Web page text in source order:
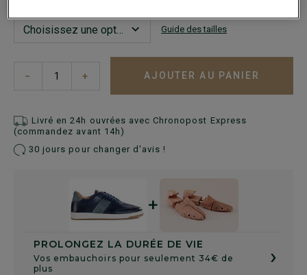
Guide des tailles
− + AJOUTER AU PANIER
Livré en 24h ouvrées avec Chronopost Express
(commandez avant 14h)
30 jours pour changer d'avis !
PROLONGEZ LA DURÉE DE VIE
Vos embauchoirs pour seulement 34€ de
plus
›
+